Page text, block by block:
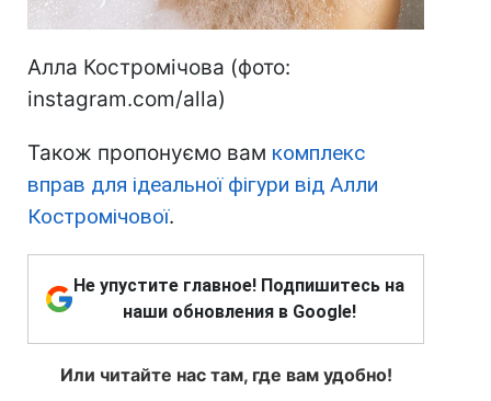
Алла Костромічова (фото:
instagram.com/alla)
Також пропонуємо вам комплекс
вправ для ідеальної фігури від Алли
Костромічової.
Не упустите главное! Подпишитесь на
наши обновления в Google!
Или читайте нас там, где вам удобно!